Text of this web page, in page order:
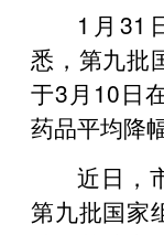
1月31
悉，第九批
于3月10日
药品平均降
近日，
第九批国家